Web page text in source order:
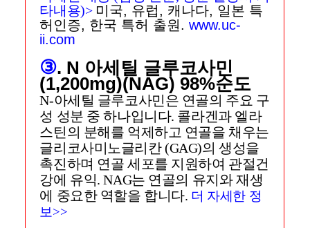
타내용)> 미국, 유럽, 캐나다, 일본 특
허인증, 한국 특허 출원.www.uc-
ii.com
③. N 아세틸 글루코사민
(1,200mg)(NAG) 98%순도
N-아세틸 글루코사민은 연골의 주요 구
성 성분 중 하나입니다. 콜라겐과 엘라
스틴의 분해를 억제하고 연골을 채우는
글리코사미노글리칸 (GAG)의 생성을
촉진하며 연골 세포를 지원하여 관절건
강에 유익. NAG는 연골의 유지와 재생
에 중요한 역할을 합니다. 더 자세한 정
보>>